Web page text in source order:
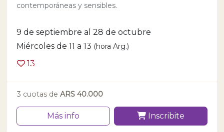
contemporáneas y sensibles.
9 de septiembre al 28 de octubre
Miércoles de 11 a 13 (hora Arg.)
13
3 cuotas de ARS 40.000
Más info Inscribite